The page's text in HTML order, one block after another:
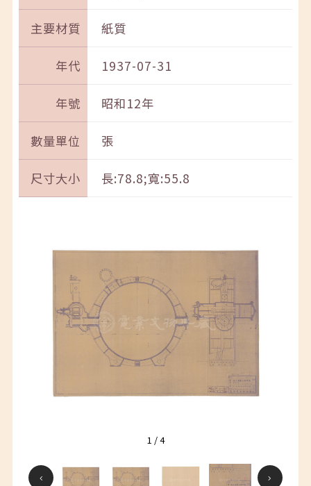
主要材質 紙質
年代 1937-07-31
年號 昭和12年
數量單位 張
尺寸大小 長:78.8;寬:55.8
1 /4